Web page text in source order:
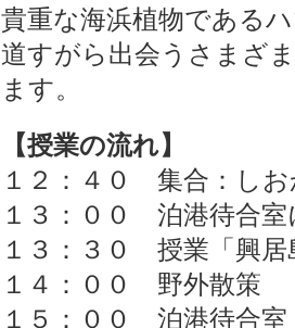
貴重な海浜植物である
道すがら出会うさまざ
ます。
【授業の流れ】
１２：４０ 集合：し
１３：００ 泊港待
１３：３０ 授業「興
１４：００ 野外散策
１５：００ 泊港待合